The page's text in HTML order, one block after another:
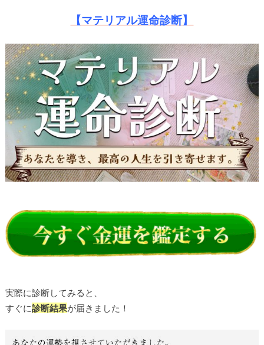
【マテリアル運命診断】
実際に診断してみると、
すぐに診断結果が届きました！